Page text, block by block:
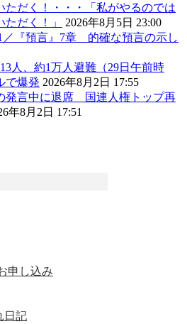
だく！・・・「私がやるのでは
だく！」
2026年8月5日 23:00
／『預言』7章 的確な預言の示し
人、約1万人避難（29日午前時
で爆発 2026年8月2日 17:55
発言中に退席 国連人権トップ再
年8月2日 17:51
申し込み
日記